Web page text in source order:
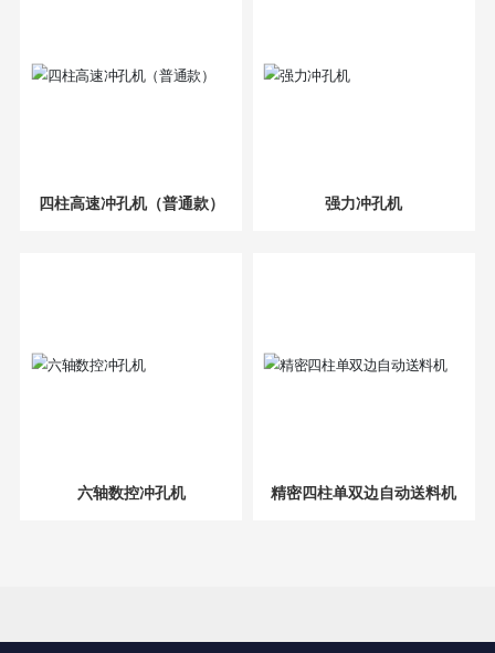
四柱高速冲孔机（普通款） 强力冲孔机
六轴数控冲孔机 精密四柱单双边自动送料机